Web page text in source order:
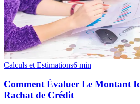
Calculs et Estimations6 min
Comment Évaluer Le Montant
Rachat de Crédit